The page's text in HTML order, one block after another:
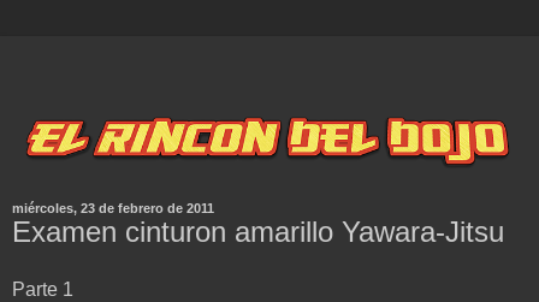
miércoles, 23 de febrero de 2011
Examen cinturon amarillo Yawara-Jitsu
Parte 1